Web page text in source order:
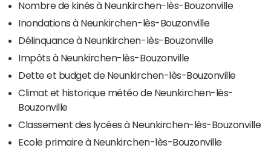
Nombre de kinés à Neunkirchen-lès-Bouzonville
Inondations à Neunkirchen-lès-Bouzonville
Délinquance à Neunkirchen-lès-Bouzonville
Impôts à Neunkirchen-lès-Bouzonville
Dette et budget de Neunkirchen-lès-Bouzonville
Climat et historique météo de Neunkirchen-lès-
Bouzonville
Classement des lycées à Neunkirchen-lès-Bouzonville
Ecole primaire à Neunkirchen-lès-Bouzonville